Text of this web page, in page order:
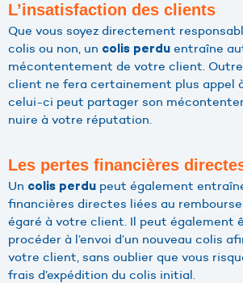
L’insatisfaction des clients
Que vous soyez directement
colis ou non, un colis perdu entraîne
mécontentement de votre client.
client ne fera certainement plus appel
celui-ci peut partager son
nuire à votre réputation.
Les pertes financières
Un colis perdu peut également
financières directes liées au
égaré à votre client. Il peut également
procéder à l’envoi d’un nouveau colis
votre client, sans oublier que vous
frais d’expédition du colis initial.